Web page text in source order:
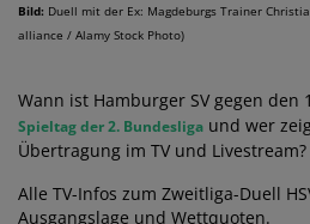
Bild: Duell mit der Ex: Magdeburgs Trainer
alliance / Alamy Stock Photo)
Wann ist Hamburger SV gegen den
Spieltag der 2. Bundesliga und wer
Übertragung im TV und Livestream?
Alle TV-Infos zum Zweitliga-Duell
Ausgangslage und Wettquoten.